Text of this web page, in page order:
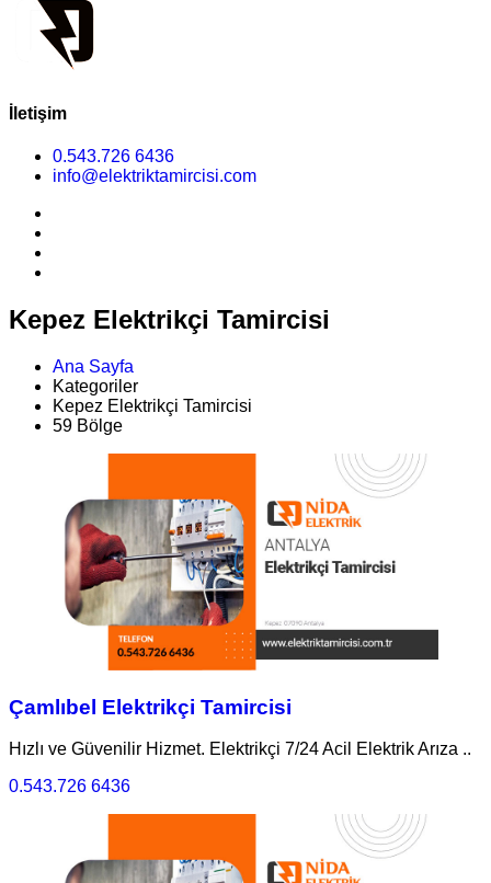
İletişim
0.543.726 6436
info@elektriktamircisi.com
Kepez Elektrikçi Tamircisi
Ana Sayfa
Kategoriler
Kepez Elektrikçi Tamircisi
59 Bölge
Çamlıbel Elektrikçi Tamircisi
Hızlı ve Güvenilir Hizmet. Elektrikçi 7/24 Acil Elektrik Arıza ..
0.543.726 6436